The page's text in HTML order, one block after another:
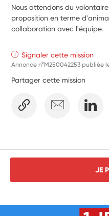
Nous attendons du
proposition en terme
collaboration avec l'équipe.
Signaler cette mission
Annonce n°M250042253 publiée
Partager cette mission
JE